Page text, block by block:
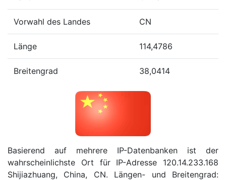
Vorwahl des Landes CN
Länge 114,4786
Breitengrad 38,0414
Basierend auf mehrere IP-Datenbanken ist der
wahrscheinlichste Ort für IP-Adresse 120.14.233.168
Shijiazhuang, China, CN. Längen- und Breitengrad: